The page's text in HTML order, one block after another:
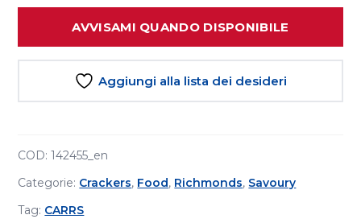
AVVISAMI QUANDO DISPONIBILE
Aggiungi alla lista dei desideri
COD:142455_en
Categorie: Crackers, Food, Richmonds, Savoury
Tag: CARRS